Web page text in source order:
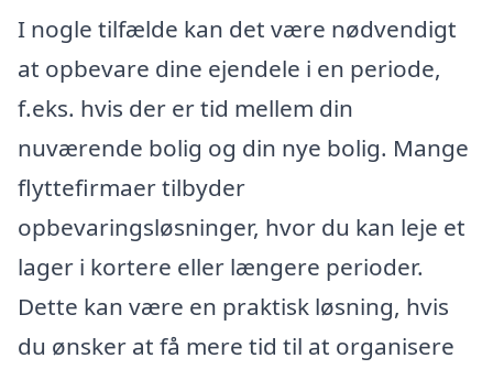
I nogle tilfælde kan det være nødvendigt
at opbevare dine ejendele i en periode,
f.eks. hvis der er tid mellem din
nuværende bolig og din nye bolig. Mange
flyttefirmaer tilbyder
opbevaringsløsninger, hvor du kan leje et
lager i kortere eller længere perioder.
Dette kan være en praktisk løsning, hvis
du ønsker at få mere tid til at organisere